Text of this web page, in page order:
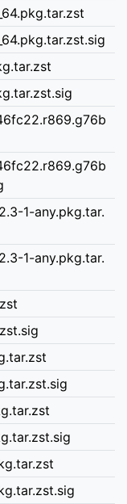
1-any.pkg.tar.
1-any.pkg.tar.